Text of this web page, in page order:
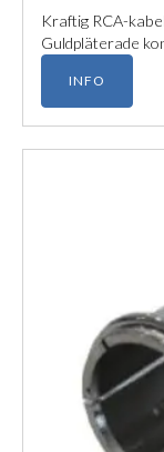
Kraftig RCA-
Guldpläterade
INFO